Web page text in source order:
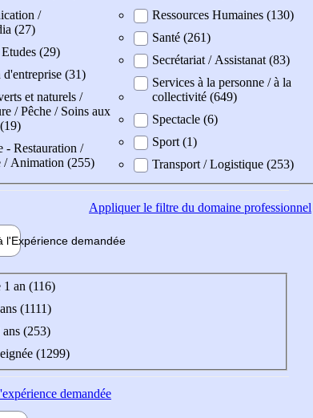
/
(27)
(29)
(31)
et naturels /
/ Pêche / Soins aux
- Restauration /
/ Animation (255)
Ressources Humaines (130)
Santé (261)
Secrétariat / Assistanat (83)
Services à la personne / à la
collectivité (649)
Spectacle (6)
Sport (1)
Transport / Logistique (253)
Appliquerle filtre du domaine professionnel
l'Expérience demandée
an (116)
(1111)
ans (253)
(1299)
demandée